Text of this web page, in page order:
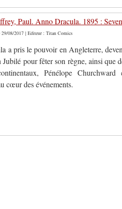
Paul. Anno Dracula. 1895 :
29/08/2017 | Editeur : Titan Comics
a pris le pouvoir en Angleterre,
pour fêter son règne, ainsi que
Pénélope
cœur des événements.